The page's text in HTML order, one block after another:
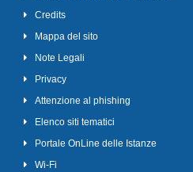
Credits
Mappa del sito
Note Legali
Privacy
Attenzione al phishing
Elenco siti tematici
Portale OnLine delle Istanze
Wi-Fi